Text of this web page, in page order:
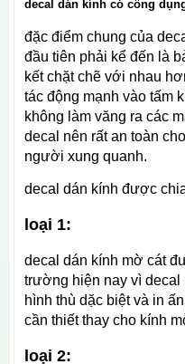
decal dán kính có công
đặc điểm chung của
đầu tiên phải kể đến là
kết chặt chẽ với nhau
tác động mạnh vào tấm
không làm văng ra các
decal nên rất an toàn
người xung quanh.
decal dán kính được
loại 1:
decal dán kính mờ cát
trường hiện nay vì
hình thù dặc biệt và in
cần thiết thay cho kính
loại 2: